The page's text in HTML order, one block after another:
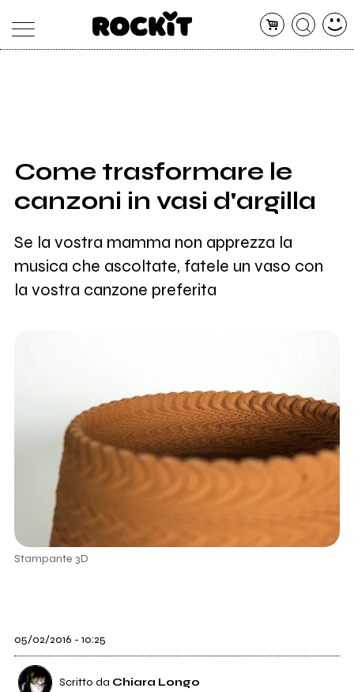
SHOP
RADIO
Come trasformare le
canzoni in vasi d'argilla
Se la vostra mamma non apprezza la
musica che ascoltate, fatele un vaso con
la vostra canzone preferita
Stampante 3D
05/02/2016 - 10:25
Scritto da Chiara Longo